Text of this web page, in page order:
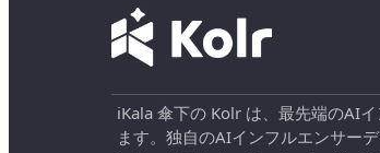
iKala 傘下の Kolr は、最先端のAI
ます。独自のAIインフルエンサー